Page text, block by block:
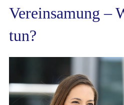
Vereinsamung –
tun?